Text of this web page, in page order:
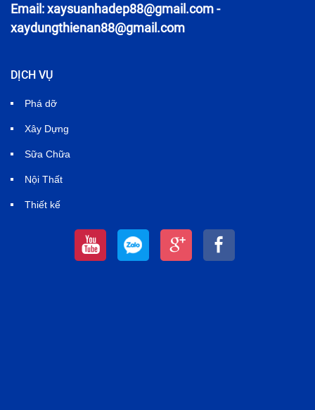
Email:xaysuanhadep88@gmail.com-
xaydungthienan88@gmail.com
DỊCH VỤ
Phá dỡ
Xây Dựng
Sữa Chữa
Nội Thất
Thiết kế